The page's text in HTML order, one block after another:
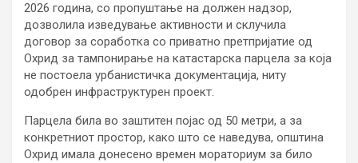
2026 година, со пропуштање на должен надзор,
дозволила изведување активности и склучила
договор за соработка со приватно претпријатие од
Охрид за тампонирање на катастарска парцела за која
не постоела урбанистичка документација, ниту
одобрен инфраструктурен проект.
Парцела била во заштитен појас од 50 метри, а за
конкретниот простор, како што се наведува, општина
Охрид имала донесено времен мораториум за било